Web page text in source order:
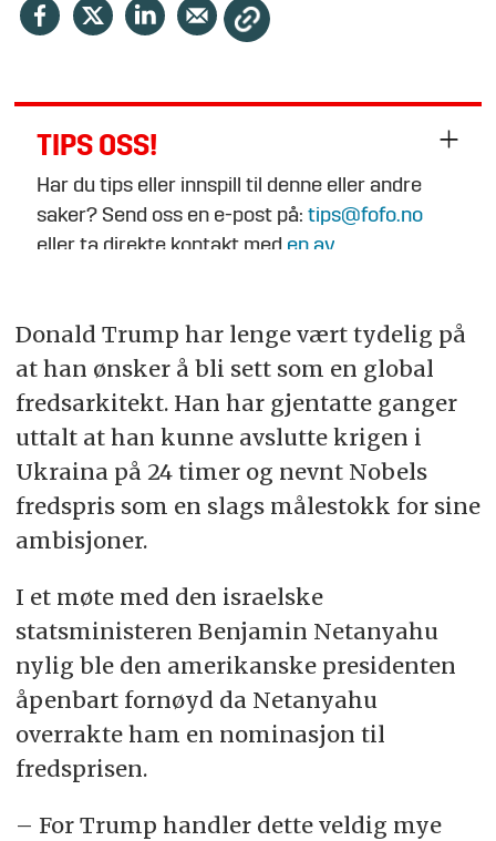
TIPS OSS!
Har du tips eller innspill til denne eller andre
saker? Send oss en e-post på:tips@fofo.no
eller ta direkte kontakt med en av
Donald Trump har lenge vært tydelig på
at han ønsker å bli sett som en global
fredsarkitekt. Han har gjentatte ganger
uttalt at han kunne avslutte krigen i
Ukraina på 24 timer og nevnt Nobels
fredspris som en slags målestokk for sine
ambisjoner.
I et møte med den israelske
statsministeren Benjamin Netanyahu
nylig ble den amerikanske presidenten
åpenbart fornøyd da Netanyahu
overrakte ham en nominasjon til
fredsprisen.
– For Trump handler dette veldig mye